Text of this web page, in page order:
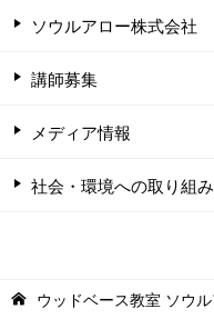
ソウルアロー株式会社
講師募集
メディア情報
社会・環境への取り組み
ウッドベース教室 ソウ